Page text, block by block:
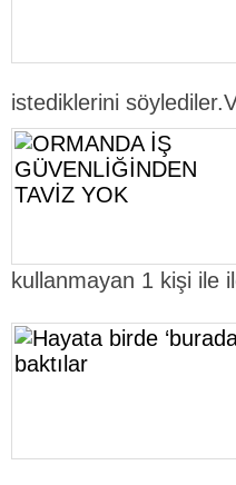
istediklerini
kullanmayan 1 kişi ile